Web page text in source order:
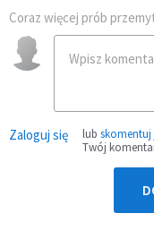
Coraz więcej prób
Zaloguj się lub skomentuj
Twój